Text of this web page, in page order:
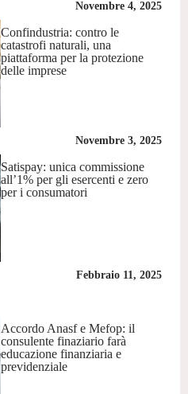
Novembre 4, 2025
Confindustria: contro le
catastrofi naturali, una
piattaforma per la protezione
delle imprese
Novembre 3, 2025
Satispay: unica commissione
all’1% per gli esercenti e zero
per i consumatori
Febbraio 11, 2025
Accordo Anasf e Mefop: il
consulente finaziario farà
educazione finanziaria e
previdenziale